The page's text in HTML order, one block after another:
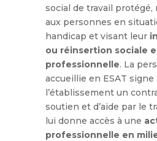
social de travail protégé,
aux personnes en
handicap et visant leur
ou réinsertion sociale
professionnelle. La
accueillie en ESAT signe
l’établissement un
soutien et d’aide par le
lui donne accès à une
professionnelle en